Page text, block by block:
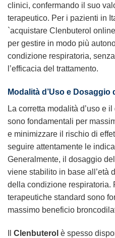
clinici, confermando il suo
terapeutico. Per i pazienti in
`acquistare Clenbuterol
per gestire in modo più
condizione respiratoria,
l’efficacia del trattamento.
Modalità d’Uso e Dosaggio
La corretta modalità d’uso e
sono fondamentali per
e minimizzare il rischio di
seguire attentamente le
Generalmente, il dosaggio
viene stabilito in base all’età
della condizione respiratoria.
terapeutiche standard sono
massimo beneficio
Clenbuterol è spesso